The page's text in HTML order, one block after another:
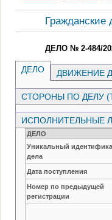
Гражданские
ДЕЛО № 2-484/
ДЕЛО ДВИЖЕНИЕ
СТОРОНЫ ПО ДЕЛУ
ИСПОЛНИТЕЛЬНЫЕ
ДЕЛО
Уникальный
дела
Дата поступления
Номер по предыдущей
регистрации